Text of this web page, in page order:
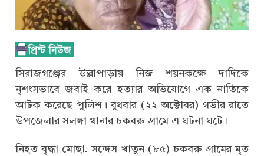
সিরাজগঞ্জের উল্লাপাড়ায় নিজ শয়নকক্ষে দাদিকে
নৃশংসভাবে জবাই করে হত্যার অভিযোগে এক নাতিকে
আটক করেছে পুলিশ। বুধবার (২২ অক্টোবর) গভীর রাতে
উপজেলার সলঙ্গা থানার চকবরু গ্রামে এ ঘটনা ঘটে।
নিহত বৃদ্ধা মোছা. সন্দেস খাতুন (৮৫) চকবরু গ্রামের মৃত